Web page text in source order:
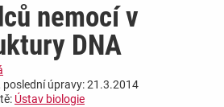
nemocí v
DNA
úpravy: 21.3.2014
Ústav biologie